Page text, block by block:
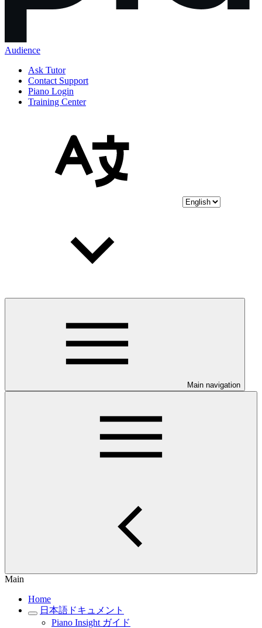
Audience
Ask Tutor
Contact Support
Piano Login
Training Center
Main navigation
Main
Home
日本語ドキュメント
Piano Insight ガイド